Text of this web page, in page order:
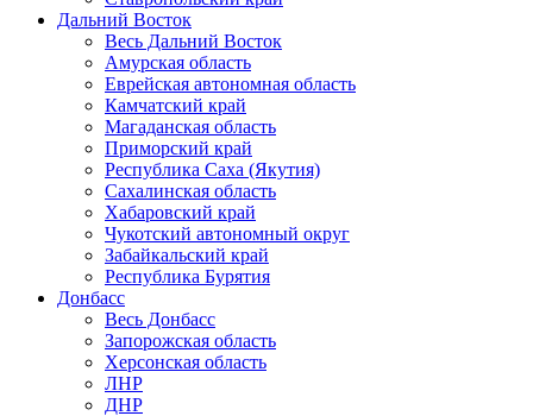
Дальний Восток
Весь Дальний Восток
Амурская область
Еврейская автономная область
Камчатский край
Магаданская область
Приморский край
Республика Саха (Якутия)
Сахалинская область
Хабаровский край
Чукотский автономный округ
Забайкальский край
Республика Бурятия
Донбасс
Весь Донбасс
Запорожская область
Херсонская область
ЛНР
ДНР